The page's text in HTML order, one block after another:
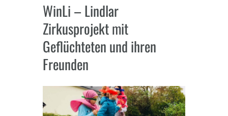
WinLi – Lindlar
Zirkusprojekt mit
Geflüchteten und ihren
Freunden